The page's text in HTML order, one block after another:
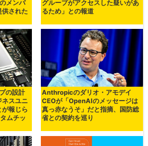
メンバ
供された
グループがアクセスした疑いがあ
るため」との報道
の設計
スユニ
が報じら
ムチッ
Anthropicのダリオ・アモデイ
CEOが「OpenAIのメッセージは
真っ赤なうそ」だと指摘、国防総
省との契約を巡り